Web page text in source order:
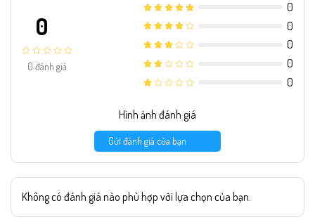
0
0 đánh giá
0
0
0
0
0
Hình ảnh đánh giá
Gửi đánh giá của bạn
Không có đánh giá nào phù hợp với lựa chọn của bạn.